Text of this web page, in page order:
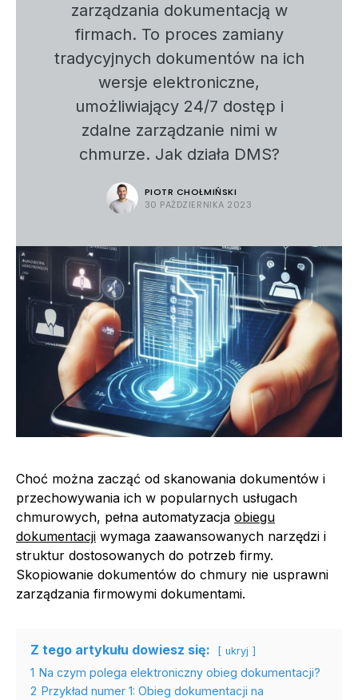
zarządzania dokumentacją w
firmach. To proces zamiany
tradycyjnych dokumentów na ich
wersje elektroniczne,
umożliwiający 24/7 dostęp i
zdalne zarządzanie nimi w
chmurze. Jak działa DMS?
PIOTR CHOŁMIŃSKI
30 PAŹDZIERNIKA 2023
Choć można zacząć od skanowania dokumentów i
przechowywania ich w popularnych usługach
chmurowych, pełna automatyzacja obiegu
dokumentacji wymaga zaawansowanych narzędzi i
struktur dostosowanych do potrzeb firmy.
Skopiowanie dokumentów do chmury nie usprawni
zarządzania firmowymi dokumentami.
Z tego artykułu dowiesz się: ukryj
1 Na czym polega elektroniczny obieg dokumentacji?
2 Przykład numer 1: Obieg dokumentacji na